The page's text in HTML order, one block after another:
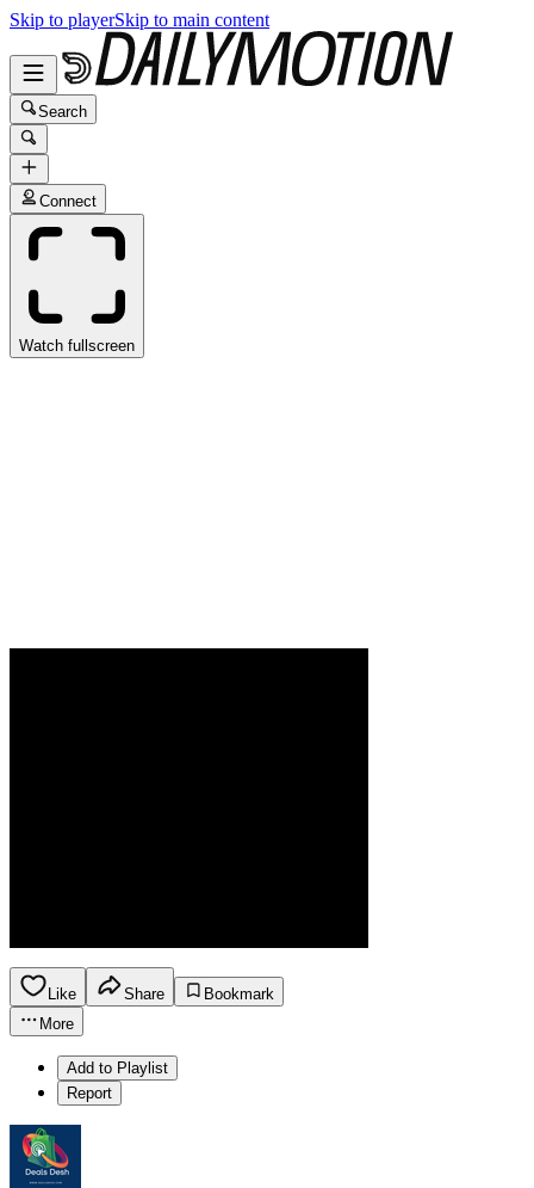
Skip to playerSkip to main content
Search
Connect
Watch fullscreen
Like Share
Bookmark
More
Add to Playlist
Report